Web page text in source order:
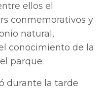
ellos el
conmemorativos y
natural,
conocimiento de la
parque.
durante la tarde